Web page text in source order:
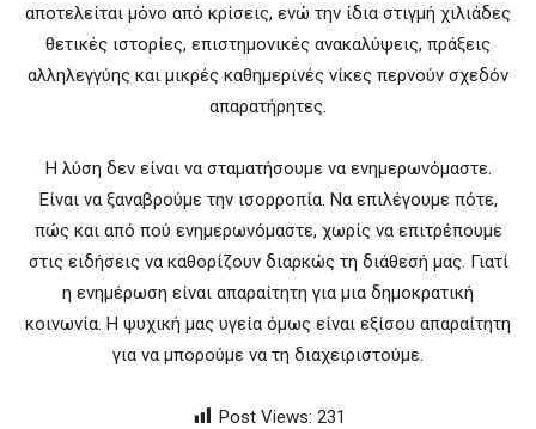
αποτελείται μόνο από κρίσεις, ενώ την ίδια στιγμή χιλιάδες
θετικές ιστορίες, επιστημονικές ανακαλύψεις, πράξεις
αλληλεγγύης και μικρές καθημερινές νίκες περνούν σχεδόν
απαρατήρητες.
Η λύση δεν είναι να σταματήσουμε να ενημερωνόμαστε.
Είναι να ξαναβρούμε την ισορροπία. Να επιλέγουμε πότε,
πώς και από πού ενημερωνόμαστε, χωρίς να επιτρέπουμε
στις ειδήσεις να καθορίζουν διαρκώς τη διάθεσή μας. Γιατί
η ενημέρωση είναι απαραίτητη για μια δημοκρατική
κοινωνία. Η ψυχική μας υγεία όμως είναι εξίσου απαραίτητη
για να μπορούμε να τη διαχειριστούμε.
Post Views: 231